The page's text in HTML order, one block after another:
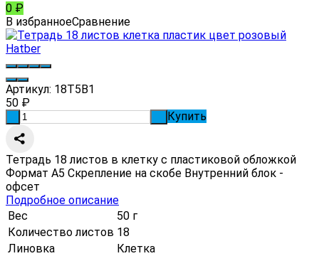
0 ₽
В избранноеСравнение
Артикул: 18Т5В1
50 ₽
Купить
Тетрадь 18 листов в клетку с пластиковой обложкой
Формат А5 Скрепление на скобе Внутренний блок -
офсет
Подробное описание
Вес
50 г
Количество листов 18
Линовка
Клетка